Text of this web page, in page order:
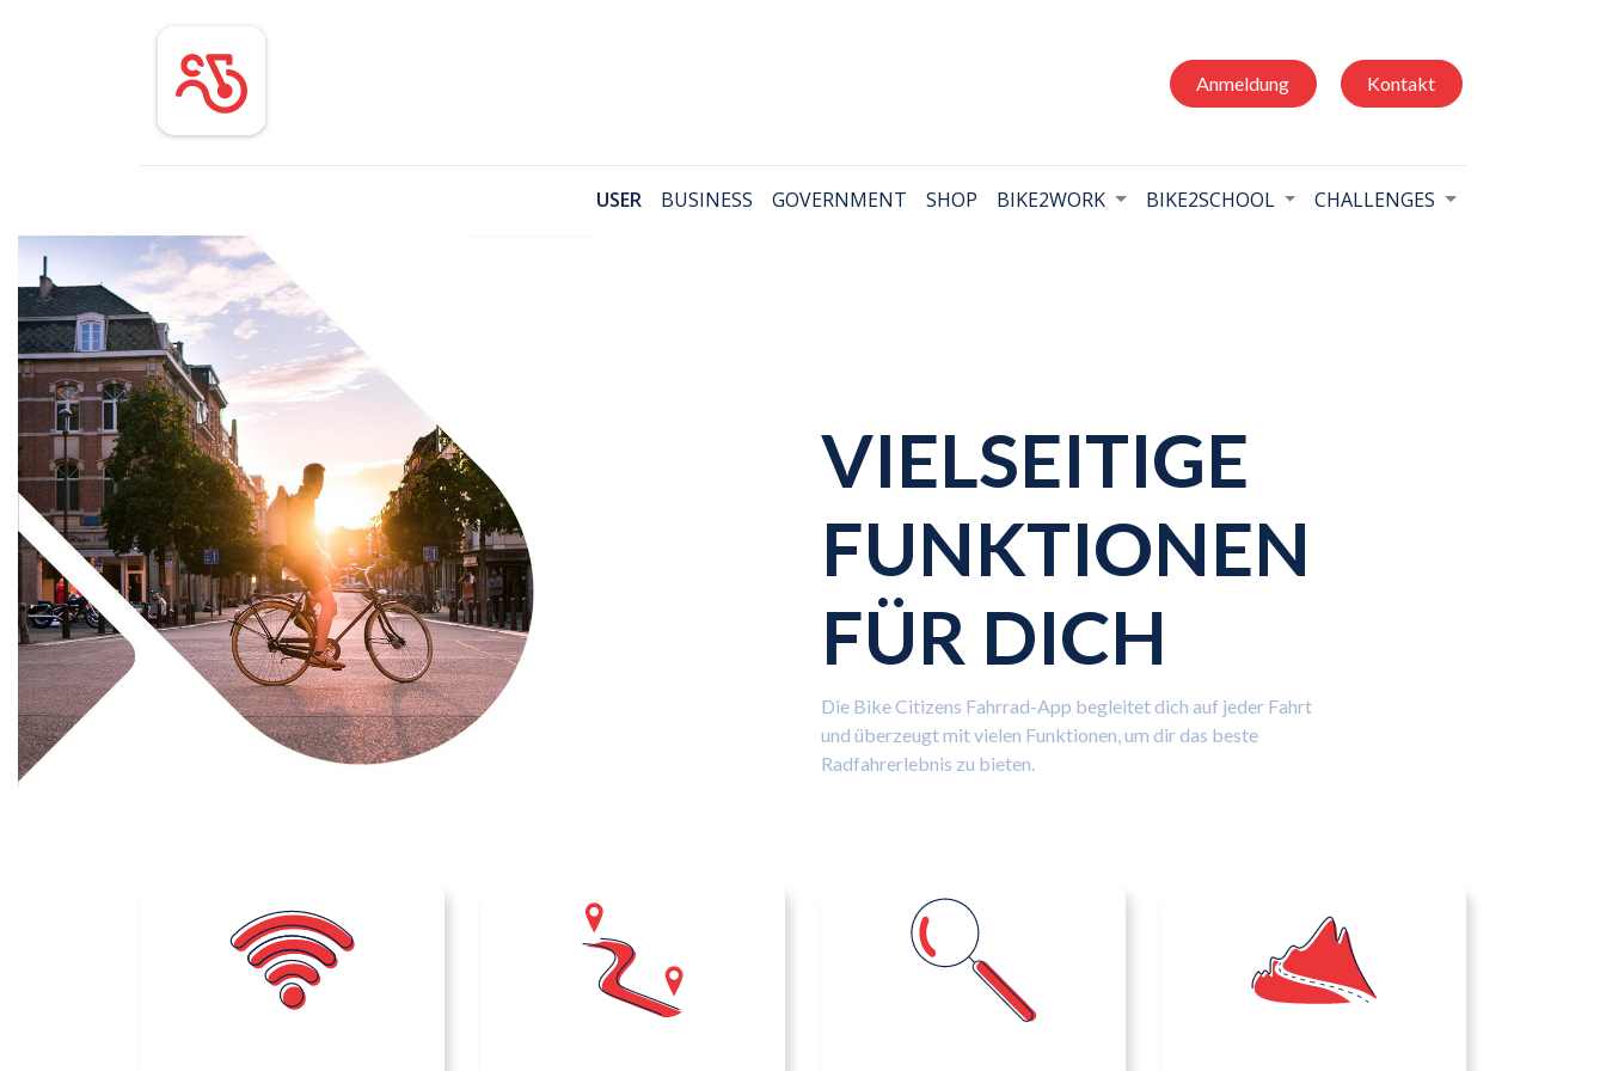
Anmeldung Kontakt
USER BUSINESS GOVERNMENT SHOP BIKE2WORK BIKE2SCHOOL CHALLENGES
VIELSEITIGE
FUNKTIONEN
FÜR DICH
Die Bike Citizens Fahrrad-App begleitet dich auf jeder Fahrt
und überzeugt mit vielen Funktionen, um dir das beste
Radfahrerlebnis zu bieten.